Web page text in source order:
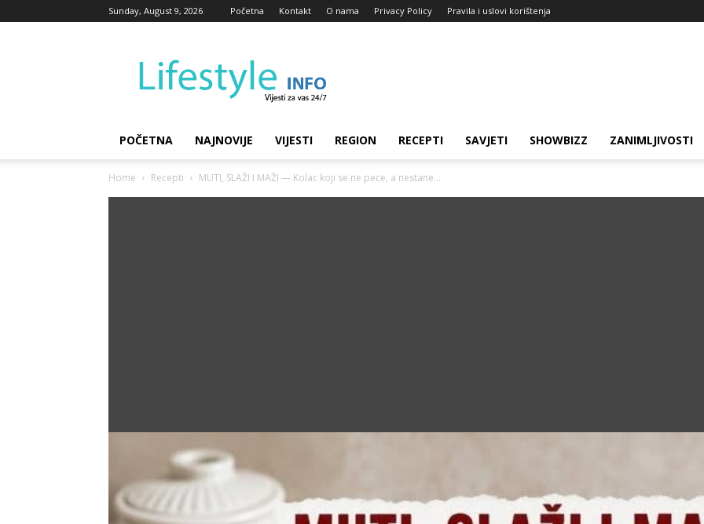
Sunday, August 9, 2026 Početna Kontakt O nama Privacy Policy Pravila i uslovi korištenja
Info
POČETNA NAJNOVIJE VIJESTI REGION RECEPTI SAVJETI SHOWBIZZ ZANIMLJIVOSTI
Home Recepti MUTI, SLAŽI I MAŽI — Kolac koji se ne pece, a nestane...